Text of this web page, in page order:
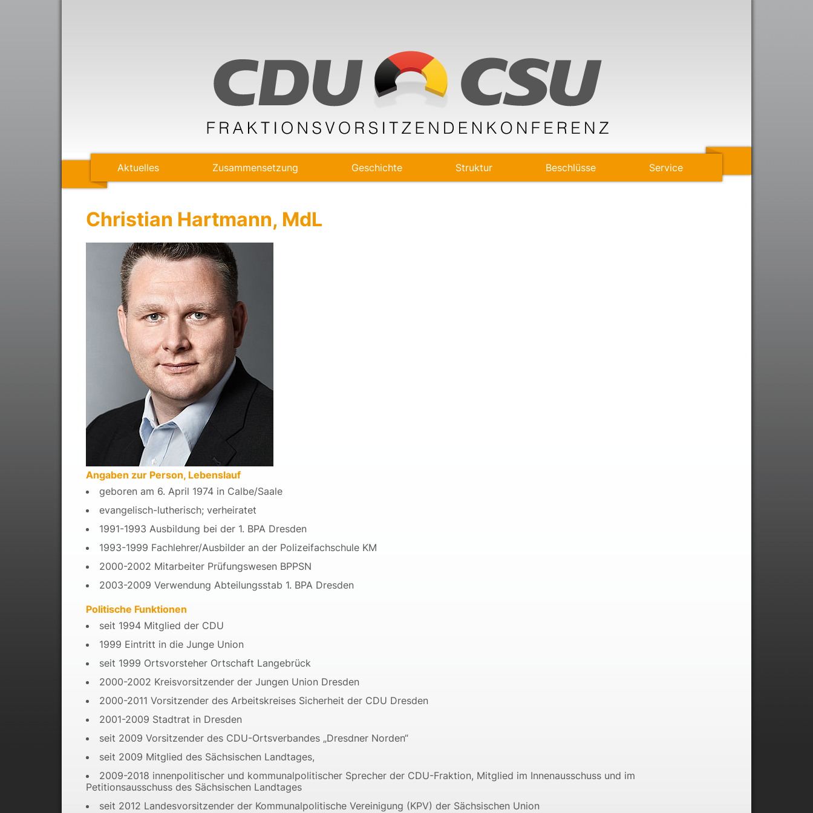
Aktuelles Zusammensetzung Geschichte Struktur Beschlüsse Service
Christian Hartmann, MdL
Angaben zur Person, Lebenslauf
geboren am 6. April 1974 in Calbe/Saale
evangelisch-lutherisch; verheiratet
1991-1993 Ausbildung bei der 1. BPA Dresden
1993-1999 Fachlehrer/Ausbilder an der Polizeifachschule KM
2000-2002 Mitarbeiter Prüfungswesen BPPSN
2003-2009 Verwendung Abteilungsstab 1. BPA Dresden
Politische Funktionen
seit 1994 Mitglied der CDU
1999 Eintritt in die Junge Union
seit 1999 Ortsvorsteher Ortschaft Langebrück
2000-2002 Kreisvorsitzender der Jungen Union Dresden
2000-2011 Vorsitzender des Arbeitskreises Sicherheit der CDU Dresden
2001-2009 Stadtrat in Dresden
seit 2009 Vorsitzender des CDU-Ortsverbandes „Dresdner Norden“
seit 2009 Mitglied des Sächsischen Landtages,
2009-2018 innenpolitischer und kommunalpolitischer Sprecher der CDU-Fraktion, Mitglied im Innenausschuss und im
Petitionsausschuss des Sächsischen Landtages
seit 2012 Landesvorsitzender der Kommunalpolitische Vereinigung (KPV) der Sächsischen Union